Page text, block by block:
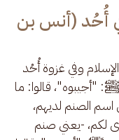
أُحُد (أنس بن
وفي غزوة أُحُد
"أجيبوه"، قالوا: ما
الصنم لديهم،
لكم، -يعني صنم